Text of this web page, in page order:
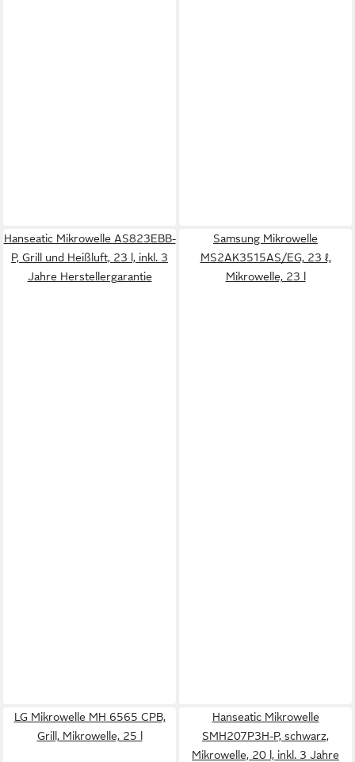
Hanseatic Mikrowelle AS823EBB-
P, Grill und Heißluft, 23 l, inkl. 3
Jahre Herstellergarantie
Samsung Mikrowelle
MS2AK3515AS/EG, 23 ℓ,
Mikrowelle, 23 l
LG Mikrowelle MH 6565 CPB,
Grill, Mikrowelle, 25 l
Hanseatic Mikrowelle
SMH207P3H-P, schwarz,
Mikrowelle, 20 l, inkl. 3 Jahre